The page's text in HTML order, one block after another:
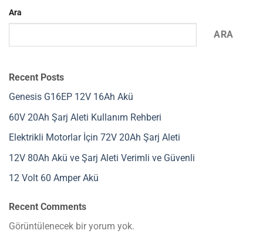
Ara
ARA
Recent Posts
Genesis G16EP 12V 16Ah Akü
60V 20Ah Şarj Aleti Kullanım Rehberi
Elektrikli Motorlar İçin 72V 20Ah Şarj Aleti
12V 80Ah Akü ve Şarj Aleti Verimli ve Güvenli
12 Volt 60 Amper Akü
Recent Comments
Görüntülenecek bir yorum yok.